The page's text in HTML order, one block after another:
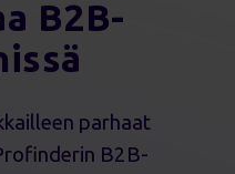
B2B-
parhaat
B2B-